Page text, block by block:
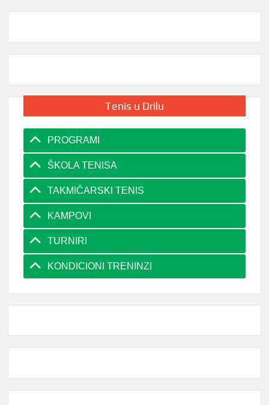
Tenis u Drilu
PROGRAMI
ŠKOLA TENISA
TAKMIČARSKI TENIS
KAMPOVI
TURNIRI
KONDICIONI TRENINZI